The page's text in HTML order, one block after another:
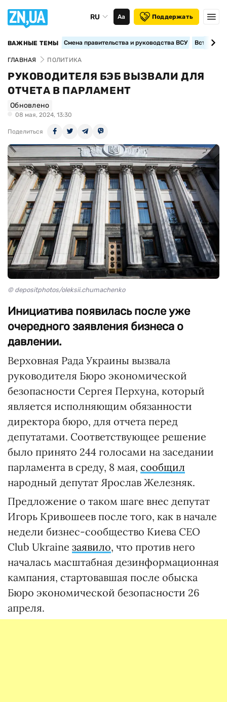
RU Аа Поддержать
ВАЖНЫЕ ТЕМЫ Смена правительства и руководства ВСУ
ГЛАВНАЯ ПОЛИТИКА
РУКОВОДИТЕЛЯ БЭБ ВЫЗВАЛИ ДЛЯ
ОТЧЕТА В ПАРЛАМЕНТ
Обновлено
08 мая, 2024, 13:30
Поделиться
© depositphotos/oleksii.chumachenko
Инициатива появилась после уже
очередного заявления бизнеса о
давлении.
Верховная Рада Украины вызвала
руководителя Бюро экономической
безопасности Сергея Перхуна, который
является исполняющим обязанности
директора бюро, для отчета перед
депутатами. Соответствующее решение
было принято 244 голосами на заседании
парламента в среду, 8 мая, сообщил
народный депутат Ярослав Железняк.
Предложение о таком шаге внес депутат
Игорь Кривошеев после того, как в начале
недели бизнес-сообщество Киева CEO
Club Ukraine заявило, что против него
началась масштабная дезинформационная
кампания, стартовавшая после обыска
Бюро экономической безопасности 26
апреля.